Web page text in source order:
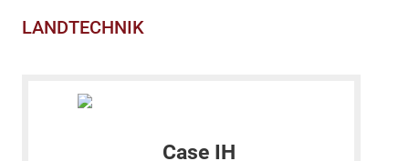
LANDTECHNIK